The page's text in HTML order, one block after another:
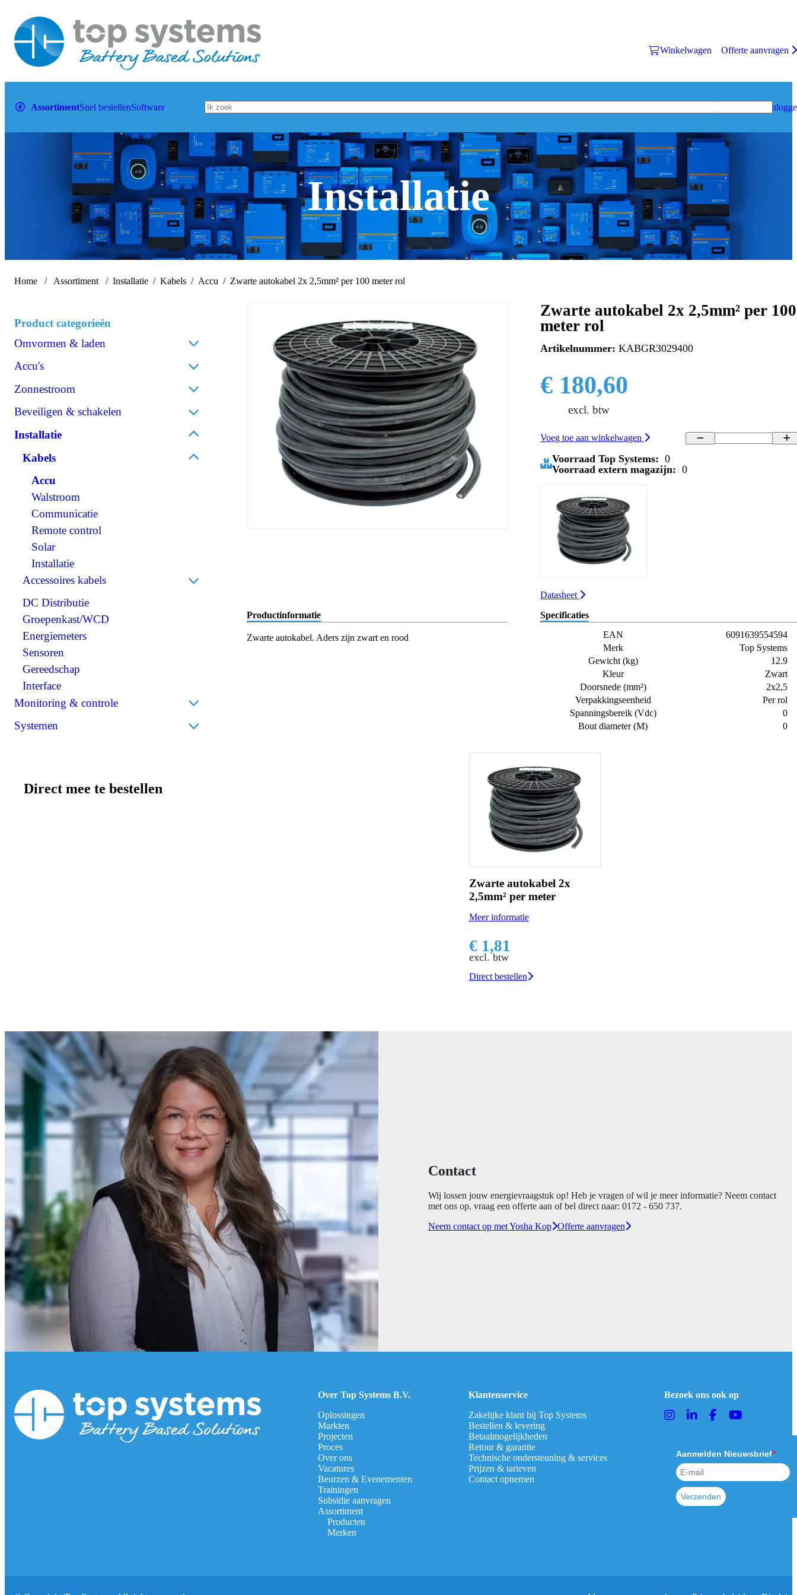
Winkelwagen Offerte aanvragen
AssortimentSnel bestellenSoftware
Installatie
Home Assortiment Installatie Kabels Accu Zwarte autokabel 2x 2,5mm² per 100 meter rol
Product categorieën
Omvormen & laden
Acculaders
Omvormen/laden combi
Omvormen DC/AC
120V Producten
IEC/UK Producten
Accessoires Omvormen & laden
Accu's
Lithium
AGM
Spiraalcel
Tractie
OPzS
OPzV
Accessoires accu's
Zonnestroom
Zonnepanelen
Omvormers zonnepanelen
Beveiligen & schakelen
Omschakelautomaten
Isolatiebewakers
Zekeringhouders
Schakelaars
Relais
Scheidingstransformatoren
BMS (Battery Management System)
Installatie
Kabels
Accu
Walstroom
Communicatie
Remote control
Solar
Installatie
Accessoires kabels
Perskabelogen
Accuklemmen
Isolatiekappen
Stekkers
Krimpkousen
DC Distributie
Groepenkast/WCD
Energiemeters
Sensoren
Gereedschap
Interface
Monitoring & controle
Accumonitors
Systemen
Zwarte autokabel 2x 2,5mm² per 100
meter rol
Artikelnummer: KABGR3029400
€ 180,60
excl. btw
Voeg toe aan winkelwagen
Voorraad Top Systems: 0
Voorraad extern magazijn: 0
Datasheet
Productinformatie
Zwarte autokabel. Aders zijn zwart en rood
Specificaties
EAN
6091639554594
Merk
Top Systems
Gewicht (kg)
12.9
Kleur
Zwart
Doorsnede (mm²)
2x2,5
Verpakkingseenheid
Per rol
Spanningsbereik (Vdc)
0
Bout diameter (M)
0
Direct mee te bestellen
Zwarte autokabel 2x
2,5mm² per meter
Meer informatie
€ 1,81
excl. btw
Direct bestellen
Contact
Wij lossen jouw energievraagstuk op! Heb je vragen of wil je meer informatie? Neem contact
met ons op, vraag een offerte aan of bel direct naar: 0172 - 650 737.
Neem contact op met Yosha Kop Offerte aanvragen
Over Top Systems B.V.
Oplossingen
Markten
Projecten
Proces
Over ons
Vacatures
Beurzen & Evenementen
Trainingen
Subsidie aanvragen
Assortiment
Producten
Merken
Klantenservice
Zakelijke klant bij Top Systems
Bestellen & levering
Betaalmogelijkheden
Retour & garantie
Technische ondersteuning & services
Prijzen & tarieven
Contact opnemen
Bezoek ons ook op
Aanmelden Nieuwsbrief*
Verzenden